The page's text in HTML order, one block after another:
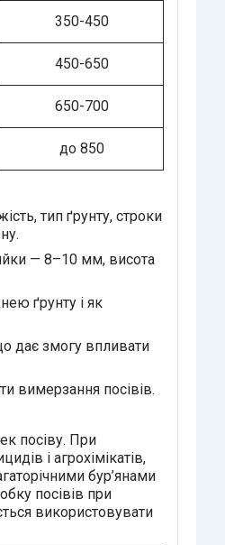
350-450
450-650
650-700
до 850
тип ґрунту, строки
— 8–10 мм, висота
ґрунту і як
дає змогу впливати
вимерзання посівів.
посіву. При
і агрохімікатів,
бур’янами
посівів при
використовувати